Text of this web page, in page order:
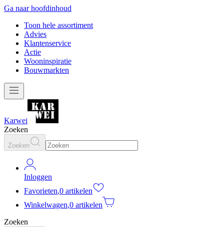
Ga naar hoofdinhoud
Toon hele assortiment
Advies
Klantenservice
Actie
Wooninspiratie
Bouwmarkten
Karwei
Zoeken
Zoeken
Inloggen
Favorieten,0 artikelen
Winkelwagen,0 artikelen
Zoeken